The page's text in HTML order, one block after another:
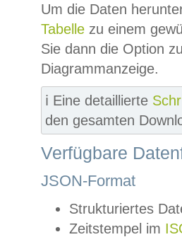
Um die Daten
Tabelle zu einem
Sie dann die Option
Diagrammanzeige.
ℹ️ Eine detaillierte
den gesamten
Verfügbare
JSON-Format
Strukturiertes
Zeitstempel im